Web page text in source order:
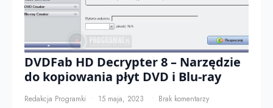
DVDFab HD Decrypter 8 – Narzędzie
do kopiowania płyt DVD i Blu-ray
Redakcja Programki 15 maja, 2023 Brak komentarzy